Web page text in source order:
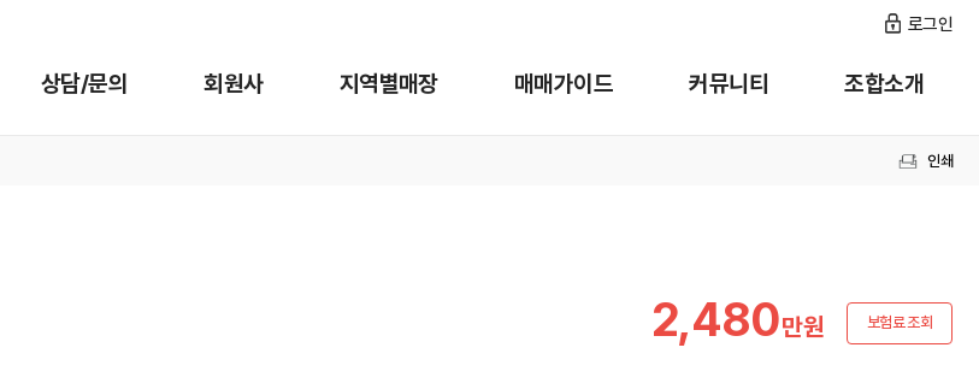
상담/문의 회원사 지역별매장 매매가이드 커뮤니티 조합소개
로그인
인쇄
2,480만원 보험료 조회